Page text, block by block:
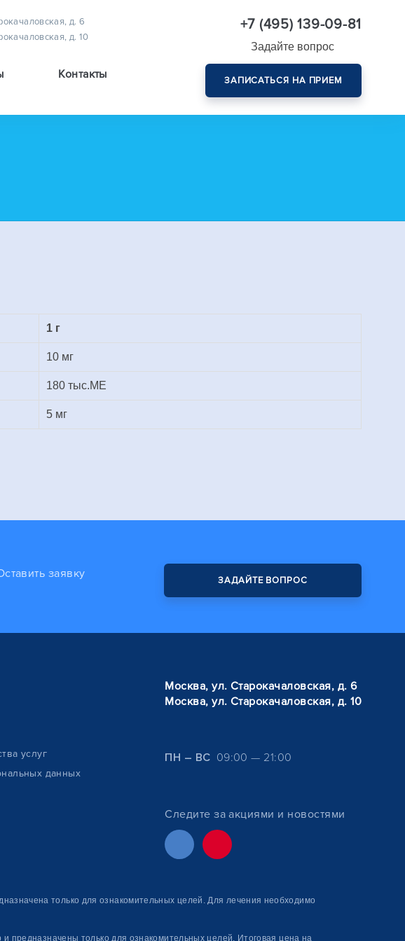
д. 6
д. 10
Контакты
+7 (495) 139-09-81
Задайте вопрос
ЗАПИСАТЬСЯ НА ПРИЕМ
1 г
10 мг
180 тыс.МЕ
5 мг
заявку ЗАДАЙТЕ ВОПРОС
услуг
данных
Москва, ул. Старокачаловская, д. 6
Москва, ул. Старокачаловская, д. 10
ПН – ВС 09:00 — 21:00
Следите за акциями и новостями
только для ознакомитель­ных целей. Для лечения необходимо
предназначены только для ознакомительных целей. Итоговая цена на